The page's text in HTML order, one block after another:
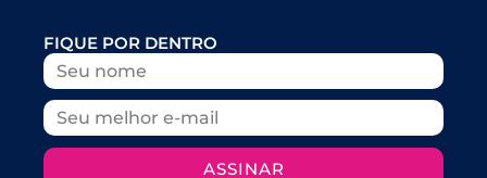
FIQUE POR DENTRO
ASSINAR